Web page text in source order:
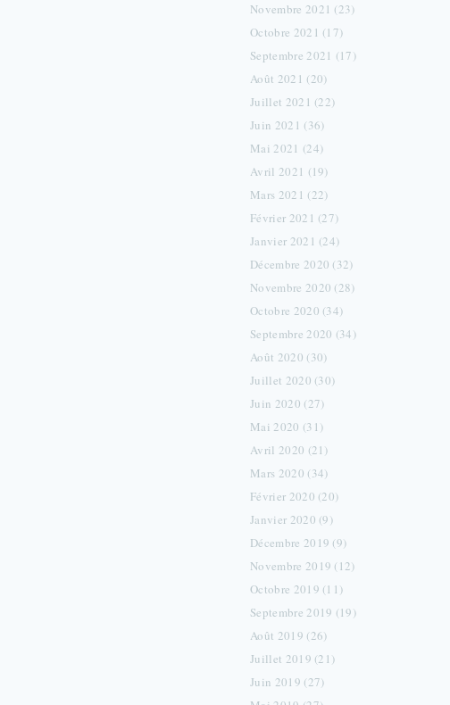
Novembre 2021 (23)
Octobre 2021 (17)
Septembre 2021 (17)
Août 2021 (20)
Juillet 2021 (22)
Juin 2021 (36)
Mai 2021 (24)
Avril 2021 (19)
Mars 2021 (22)
Février 2021 (27)
Janvier 2021 (24)
Décembre 2020 (32)
Novembre 2020 (28)
Octobre 2020 (34)
Septembre 2020 (34)
Août 2020 (30)
Juillet 2020 (30)
Juin 2020 (27)
Mai 2020 (31)
Avril 2020 (21)
Mars 2020 (34)
Février 2020 (20)
Janvier 2020 (9)
Décembre 2019 (9)
Novembre 2019 (12)
Octobre 2019 (11)
Septembre 2019 (19)
Août 2019 (26)
Juillet 2019 (21)
Juin 2019 (27)